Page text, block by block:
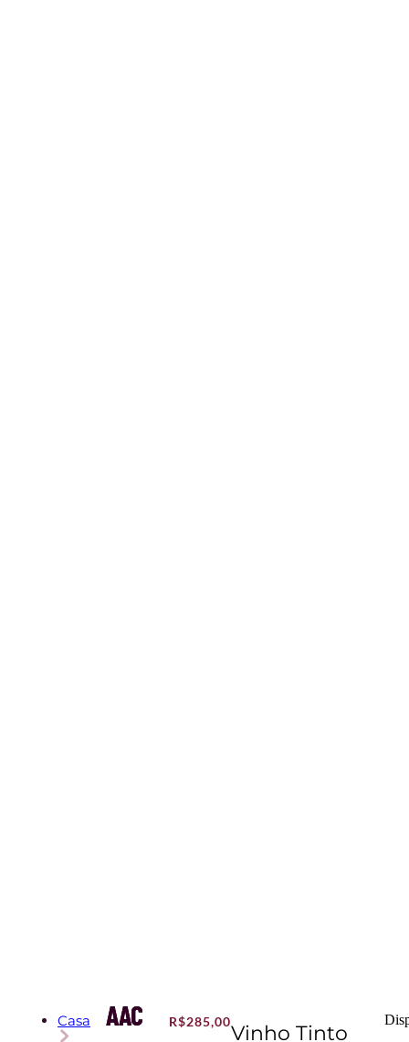
Casa
AAC
R$285,00Vinho Tinto